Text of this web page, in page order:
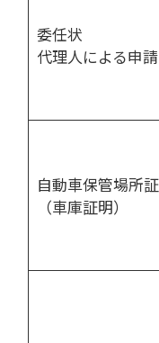
委任状
代理人による申
自動車保管場所
（車庫証明）